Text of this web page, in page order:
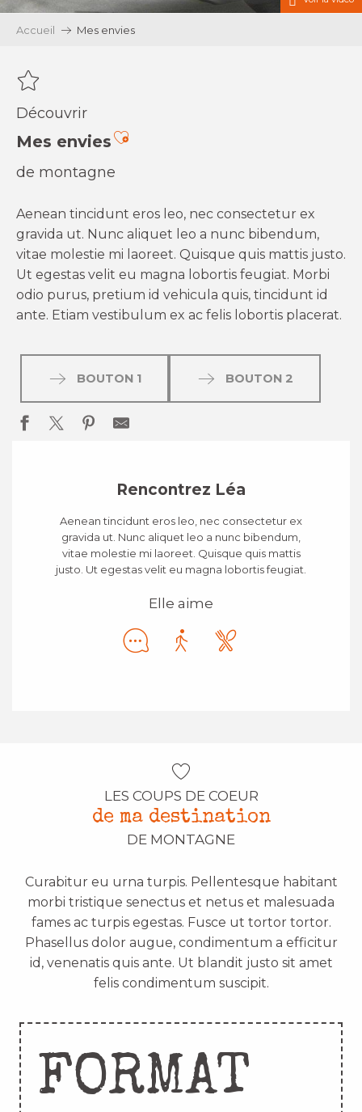
Accueil Mes envies
Découvrir
Mes enviesAjouter aux favoris
de montagne
Aenean tincidunt eros leo, nec consectetur ex
gravida ut. Nunc aliquet leo a nunc bibendum,
vitae molestie mi laoreet. Quisque quis mattis justo.
Ut egestas velit eu magna lobortis feugiat. Morbi
odio purus, pretium id vehicula quis, tincidunt id
ante. Etiam vestibulum ex ac felis lobortis placerat.
BOUTON 1 BOUTON 2
Rencontrez Léa
Aenean tincidunt eros leo, nec consectetur ex
gravida ut. Nunc aliquet leo a nunc bibendum,
vitae molestie mi laoreet. Quisque quis mattis
justo. Ut egestas velit eu magna lobortis feugiat.
Elle aime
LES COUPS DE COEUR
de ma destination
DE MONTAGNE
Curabitur eu urna turpis. Pellentesque habitant
morbi tristique senectus et netus et malesuada
fames ac turpis egestas. Fusce ut tortor tortor.
Phasellus dolor augue, condimentum a efficitur
id, venenatis quis ante. Ut blandit justo sit amet
felis condimentum suscipit.
FORMAT